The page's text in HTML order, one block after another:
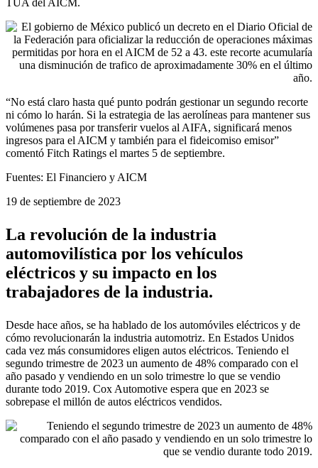
“No está claro hasta qué punto podrán gestionar un segundo recorte
ni cómo lo harán. Si la estrategia de las aerolíneas para mantener sus
volúmenes pasa por transferir vuelos al AIFA, significará menos
ingresos para el AICM y también para el fideicomiso emisor”
comentó Fitch Ratings el martes 5 de septiembre.
Fuentes: El Financiero y AICM
19 de septiembre de 2023
La revolución de la industria
automovilística por los vehículos
eléctricos y su impacto en los
trabajadores de la industria.
Desde hace años, se ha hablado de los automóviles eléctricos y de
cómo revolucionarán la industria automotriz. En Estados Unidos
cada vez más consumidores eligen autos eléctricos. Teniendo el
segundo trimestre de 2023 un aumento de 48% comparado con el
año pasado y vendiendo en un solo trimestre lo que se vendio
durante todo 2019. Cox Automotive espera que en 2023 se
sobrepase el millón de autos eléctricos vendidos.